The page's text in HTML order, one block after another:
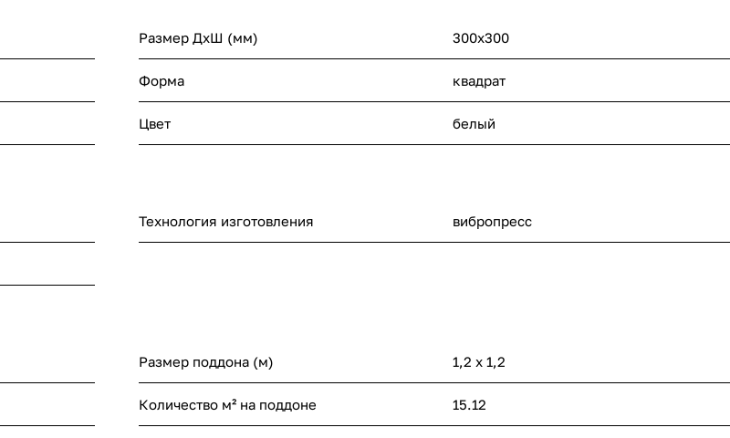
Размер ДхШ (мм) 300x300
Форма квадрат
Цвет белый
Технология изготовления вибропресс
Размер поддона (м) 1,2 x 1,2
Количество м² на поддоне 15.12